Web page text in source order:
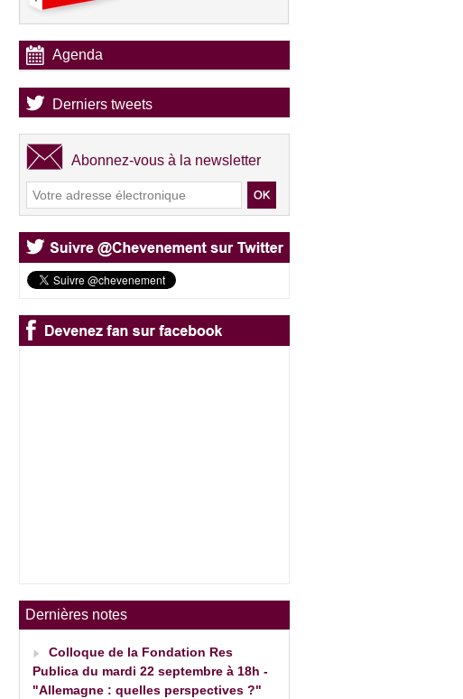
Agenda
Derniers tweets
Abonnez-vous à la newsletter
Dernières notes
Colloque de la Fondation Res
Publica du mardi 22 septembre à 18h -
"Allemagne : quelles perspectives ?"